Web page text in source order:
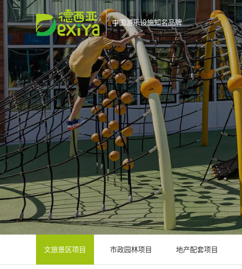
中国游乐设施知名品牌
文旅景区项目 市政园林项目 地产配套项目